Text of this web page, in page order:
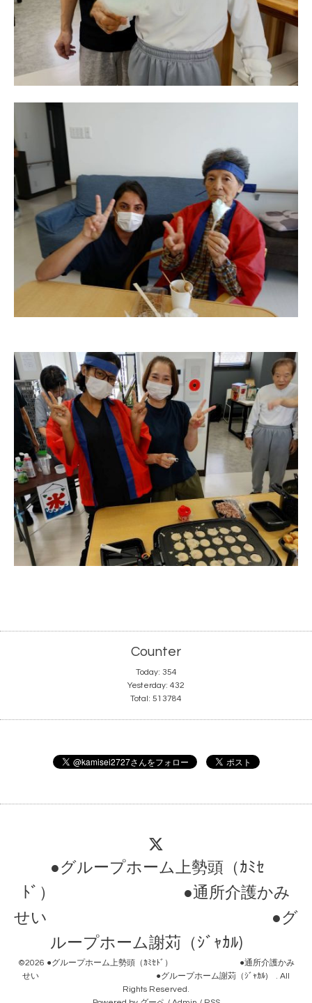
Counter
Today: 354
Yesterday: 432
Total: 513784
●グループホーム上勢頭（ｶﾐｾ
ﾄﾞ） ●通所介護かみ
せい ●グ
ループホーム謝苅（ｼﾞｬｶﾙ)
©2026 ●グループホーム上勢頭（ｶﾐｾﾄﾞ） ●通所介護かみ
せい ●グループホーム謝苅（ｼﾞｬｶﾙ) . All
Rights Reserved.